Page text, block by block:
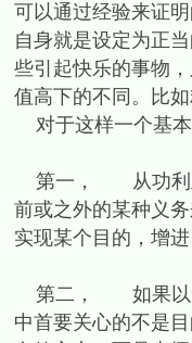
可以通过经验来证
自身就是设定为正
些引起快乐的事物
值高下的不同。比
对于这样一个基本
第一， 从功利主
前或之外的某种义
实现某个目的，增
第二， 如果以“
中首要关心的不是